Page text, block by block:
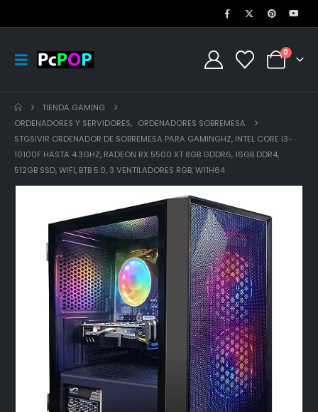
0
TIENDA GAMING
ORDENADORES Y SERVIDORES, ORDENADORES SOBREMESA
STGSIVIR ORDENADOR DE SOBREMESA PARA GAMINGHZ, INTEL CORE I3-
10100F HASTA 4.3GHZ, RADEON RX 5500 XT 8GB GDDR6, 16GB DDR4,
512GB SSD, WIFI, BTB 5.0, 3 VENTILADORES RGB, W11H64